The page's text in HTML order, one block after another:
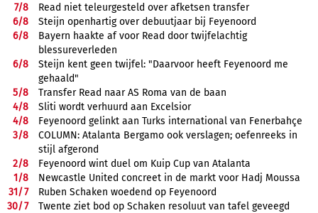
7/8
Read niet teleurgesteld over afketsen transfer
6/8
Steijn openhartig over debuutjaar bij Feyenoord
6/8
Bayern haakte af voor Read door twijfelachtig
blessureverleden
6/8
Steijn kent geen twijfel: "Daarvoor heeft Feyenoord me
gehaald"
5/8
Transfer Read naar AS Roma van de baan
4/8
Sliti wordt verhuurd aan Excelsior
4/8
Feyenoord gelinkt aan Turks international van Fenerbahçe
3/8
COLUMN: Atalanta Bergamo ook verslagen; oefenreeks in
stijl afgerond
2/8
Feyenoord wint duel om Kuip Cup van Atalanta
1/8
Newcastle United concreet in de markt voor Hadj Moussa
31/7
Ruben Schaken woedend op Feyenoord
30/7
Twente ziet bod op Schaken resoluut van tafel geveegd